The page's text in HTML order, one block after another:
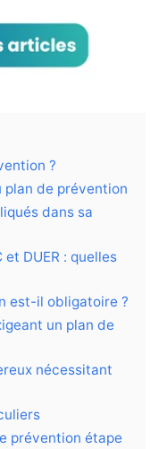
?
de prévention
dans sa
DUER : quelles
est-il obligatoire ?
un plan de
nécessitant
prévention étape